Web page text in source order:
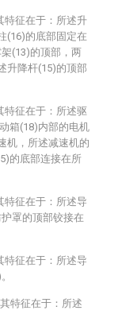
特征在于：所述升
(16)的底部固定在
(13)的顶部，两
升降杆(15)的顶部
特征在于：所述驱
箱(18)内部的电机
机，所述减速机的
的底部连接在所
特征在于：所述导
罩的顶部铰接在
特征在于：所述导
特征在于：所述